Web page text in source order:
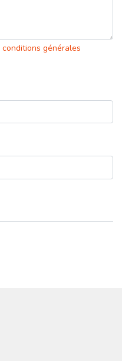
conditions générales